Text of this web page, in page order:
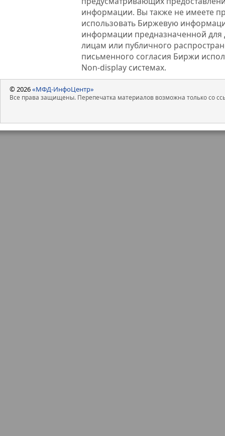
информации. Вы также не имеете
использовать Биржевую
информации предназначенной для
лицам или публичного
письменного согласия Биржи
Non-display системах.
© 2026«МФД-ИнфоЦентр»
Все права защищены. Перепечатка материалов возможна только со